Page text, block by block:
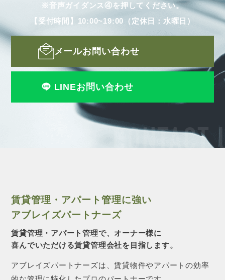
CONTACT
※音声ガイダンス④を押してください。
【受付時間】10:00~19:00（定休日：水曜日）
メールお問い合わせ
LINEお問い合わせ
賃貸管理・アパート管理に強い
アブレイズパートナーズ
賃貸管理・アパート管理で、オーナー様に
喜んでいただける賃貸管理会社を目指します。
アブレイズパートナーズは、賃貸物件やアパートの効率